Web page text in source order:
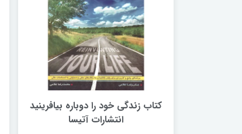
کتاب زندگی خود را دوباره بیافرینید
انتشارات آتیسا